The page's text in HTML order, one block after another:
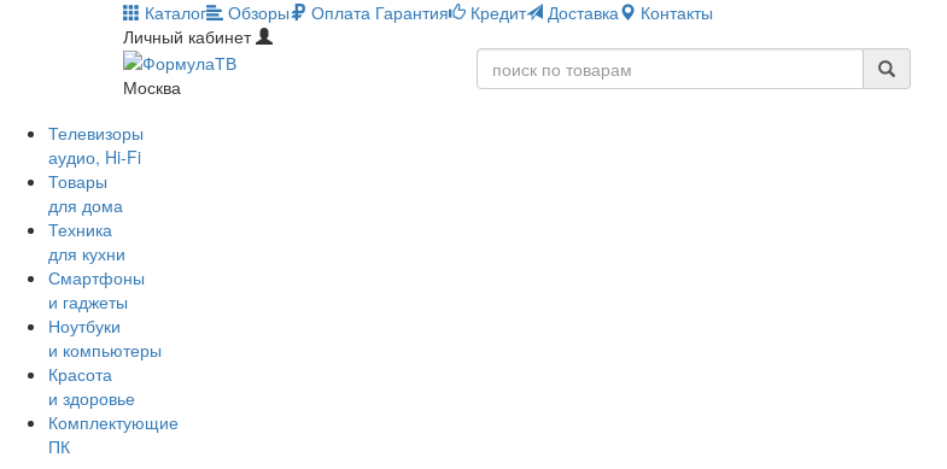
Каталог Обзоры Оплата Гарантия Кредит Доставка
Контакты
Личный кабинет
Москва
Телевизоры
аудио, Hi-Fi
Товары
для дома
Техника
для кухни
Смартфоны
и гаджеты
Ноутбуки
и компьютеры
Красота
и здоровье
Комплектующие
ПК